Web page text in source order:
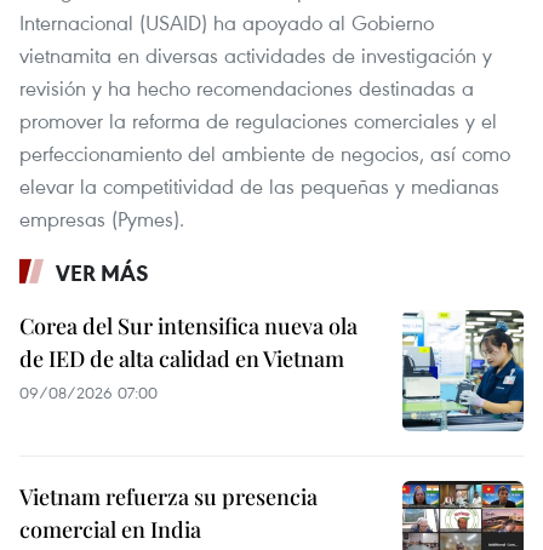
Internacional (USAID) ha apoyado al Gobierno
vietnamita en diversas actividades de investigación y
revisión y ha hecho recomendaciones destinadas a
promover la reforma de regulaciones comerciales y el
perfeccionamiento del ambiente de negocios, así como
elevar la competitividad de las pequeñas y medianas
empresas (Pymes).
VER MÁS
Corea del Sur intensifica nueva ola
de IED de alta calidad en Vietnam
09/08/2026 07:00
Vietnam refuerza su presencia
comercial en India